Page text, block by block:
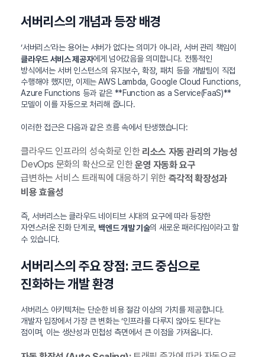
서버리스의 개념과 등장 배경
‘서버리스’라는 용어는 서버가 없다는 의미가 아니라, 서버 관리 책임이
클라우드 서비스 제공자에게 넘어갔음을 의미합니다. 전통적인
방식에서는 서버 인스턴스의 유지보수, 확장, 패치 등을 개발팀이 직접
수행해야 했지만, 이제는 AWS Lambda, Google Cloud Functions,
Azure Functions 등과 같은 **Function as a Service(FaaS)**
모델이 이를 자동으로 처리해 줍니다.
이러한 접근은 다음과 같은 흐름 속에서 탄생했습니다:
클라우드 인프라의 성숙화로 인한 리소스 자동 관리의 가능성
DevOps 문화의 확산으로 인한운영 자동화 요구
급변하는 서비스 트래픽에 대응하기 위한 즉각적 확장성과
비용 효율성
즉, 서버리스는 클라우드 네이티브 시대의 요구에 따라 등장한
자연스러운 진화 단계로, 백엔드 개발 기술의 새로운 패러다임이라고 할
수 있습니다.
서버리스의 주요 장점: 코드 중심으로
진화하는 개발 환경
서버리스 아키텍처는 단순한 비용 절감 이상의 가치를 제공합니다.
개발자 입장에서 가장 큰 변화는 ‘인프라를 다루지 않아도 된다’는
점이며, 이는 생산성과 민첩성 측면에서 큰 이점을 가져옵니다.